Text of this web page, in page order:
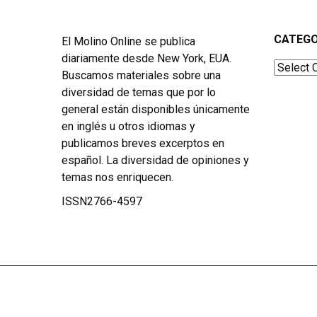
El Molino Online se publica
diariamente desde New York, EUA.
Buscamos materiales sobre una
diversidad de temas que por lo
general están disponibles únicamente
en inglés u otros idiomas y
publicamos breves excerptos en
español. La diversidad de opiniones y
temas nos enriquecen.
ISSN2766-4597